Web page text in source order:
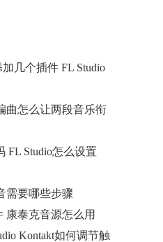
几个插件 FL Studio
曲怎么让两段音乐衔
FL Studio怎么设置
需要哪些步骤
康泰克音源怎么用
Kontakt如何调节触